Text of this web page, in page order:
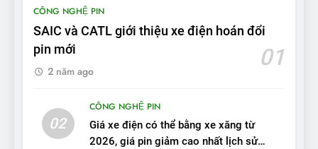
chất lượng tương xứng
ĐÁNH GIÁ XE
10
VinFast VF 7 tấm tắc: “Hơn
hẳn xe xăng”
ĐÁNH GIÁ XE
CÔNG NGHỆ PIN
SAIC và CATL giới thiệu xe điện hoán đổi
pin mới
01
2 năm ago
02
CÔNG NGHỆ PIN
Giá xe điện có thể bằng xe xăng từ
2026, giá pin giảm cao nhất lịch sử